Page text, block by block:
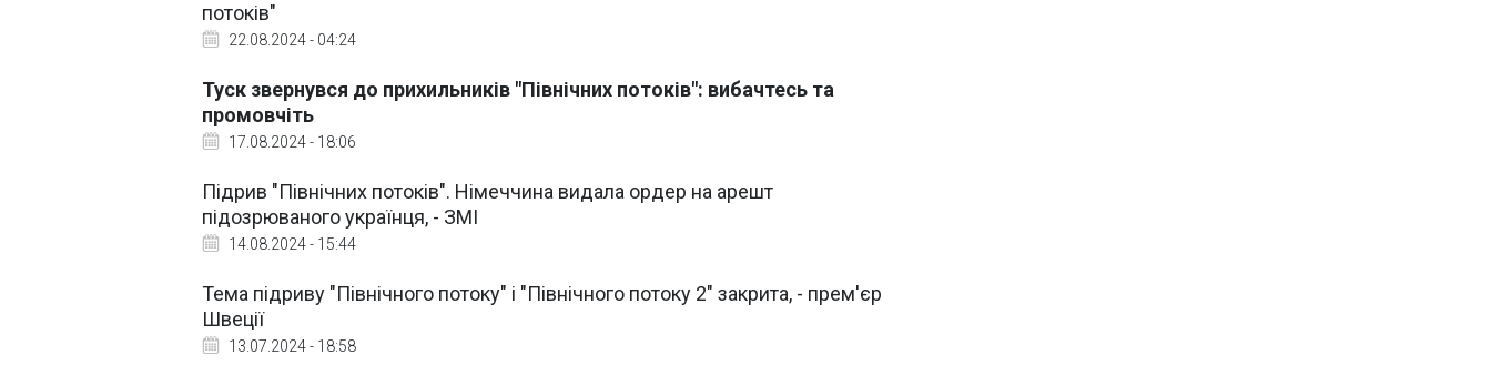
потоків"
22.08.2024 - 04:24
Туск звернувся до прихильників "Північних потоків": вибачтесь та
промовчіть
17.08.2024 - 18:06
Підрив "Північних потоків". Німеччина видала ордер на арешт
підозрюваного українця, - ЗМІ
14.08.2024 - 15:44
Тема підриву "Північного потоку" і "Північного потоку 2" закрита, - прем'єр
Швеції
13.07.2024 - 18:58